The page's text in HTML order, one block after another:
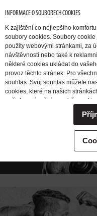
CHCI PŘIBRAT
SVALOVOU
INFORMACE O SOUBORECH COOKIES
K zajištění co nejlepšího
soubory cookies. Soubory
použity webovými stránkami, za
návštěvnosti nebo také k
některé cookies ukládat do
provoz těchto stránek. Pro
souhlas. Svůj souhlas můžete
cookies, které na našich
našich oprávnění pro sběr
potřebovali ohledně výkonu
kontaktovat, obraťte se prosím
Podrobné informace k
zpracováváme vaše osobní